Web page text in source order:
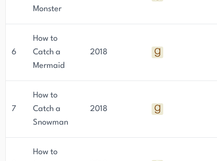
Monster
6
How to
Catch a
Mermaid
2018
7
How to
Catch a
Snowman
2018
How to